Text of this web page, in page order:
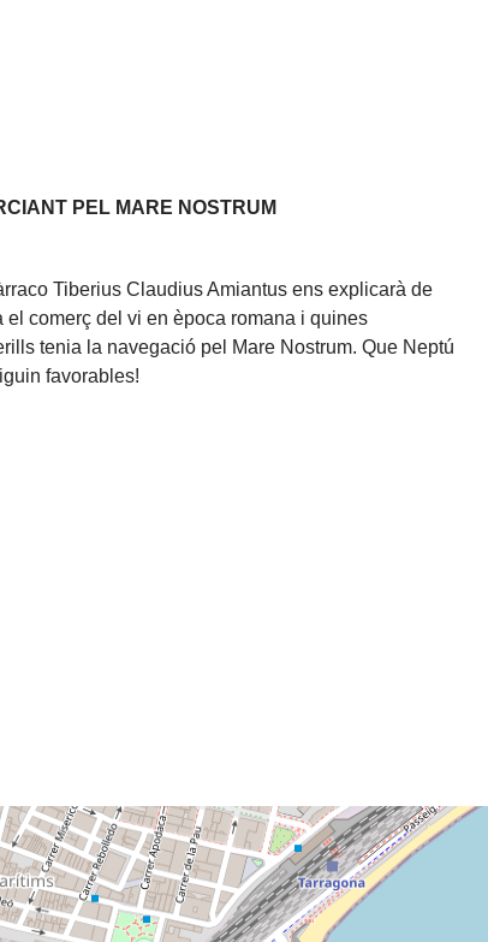
PEL MARE NOSTRUM
Tiberius Claudius Amiantus ens explicarà de
el comerç del vi en època romana i quines
tenia la navegació pel Mare Nostrum. Que Neptú
favorables!